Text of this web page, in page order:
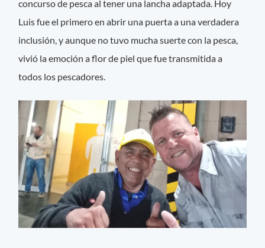
concurso de pesca al tener una lancha adaptada. Hoy
Luis fue el primero en abrir una puerta a una verdadera
inclusión, y aunque no tuvo mucha suerte con la pesca,
vivió la emoción a flor de piel que fue transmitida a
todos los pescadores.